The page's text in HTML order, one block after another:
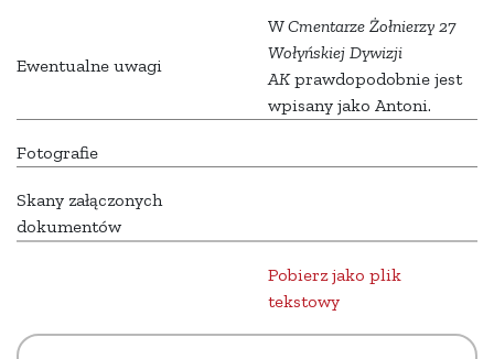
Ewentualne uwagi
WCmentarze Żołnierzy 27
Wołyńskiej Dywizji
AKprawdopodobnie jest
wpisany jako Antoni.
Fotografie
Skany załączonych
dokumentów
Pobierz jako plik
tekstowy